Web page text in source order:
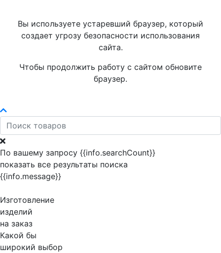
Вы используете устаревший браузер, который
создает угрозу безопасности использования
сайта.
Чтобы продолжить работу с сайтом обновите
браузер.
По вашему запросу {{info.searchCount}}
показать все результаты поиска
{{info.message}}
Изготовление
изделий
на заказ
Какой бы
широкий выбор